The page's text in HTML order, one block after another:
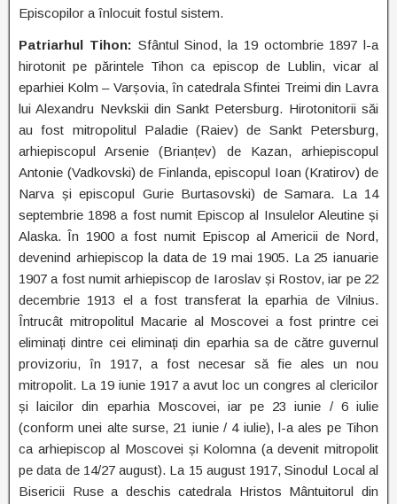
Episcopilor a înlocuit fostul sistem.
Patriarhul Tihon: Sfântul Sinod, la 19 octombrie 1897 l-a
hirotonit pe părintele Tihon ca episcop de Lublin, vicar al
eparhiei Kolm – Varșovia, în catedrala Sfintei Treimi din Lavra
lui Alexandru Nevkskii din Sankt Petersburg. Hirotonitorii săi
au fost mitropolitul Paladie (Raiev) de Sankt Petersburg,
arhiepiscopul Arsenie (Brianțev) de Kazan, arhiepiscopul
Antonie (Vadkovski) de Finlanda, episcopul Ioan (Kratirov) de
Narva și episcopul Gurie Burtasovski) de Samara. La 14
septembrie 1898 a fost numit Episcop al Insulelor Aleutine și
Alaska. În 1900 a fost numit Episcop al Americii de Nord,
devenind arhiepiscop la data de 19 mai 1905. La 25 ianuarie
1907 a fost numit arhiepiscop de Iaroslav și Rostov, iar pe 22
decembrie 1913 el a fost transferat la eparhia de Vilnius.
Întrucât mitropolitul Macarie al Moscovei a fost printre cei
eliminați dintre cei eliminați din eparhia sa de către guvernul
provizoriu, în 1917, a fost necesar să fie ales un nou
mitropolit. La 19 iunie 1917 a avut loc un congres al clericilor
și laicilor din eparhia Moscovei, iar pe 23 iunie / 6 iulie
(conform unei alte surse, 21 iunie / 4 iulie), l-a ales pe Tihon
ca arhiepiscop al Moscovei și Kolomna (a devenit mitropolit
pe data de 14/27 august). La 15 august 1917, Sinodul Local al
Bisericii Ruse a deschis catedrala Hristos Mântuitorul din